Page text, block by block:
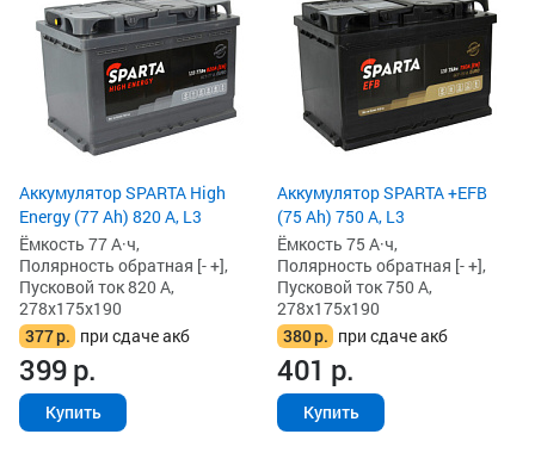
Аккумулятор SPARTA High
Energy (77 Ah) 820 А, L3
Ёмкость 77 А·ч,
Полярность обратная [- +],
Пусковой ток 820 А,
278x175x190
377р. при сдаче акб
399р.
Купить
Аккумулятор SPARTA +EFB
(75 Ah) 750 А, L3
Ёмкость 75 А·ч,
Полярность обратная [- +],
Пусковой ток 750 А,
278x175x190
380р. при сдаче акб
401 р.
Купить